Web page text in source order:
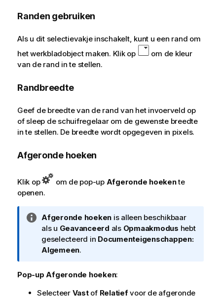
Randen gebruiken
Als u dit selectievakje inschakelt, kunt u een rand om
het werkbladobject maken. Klik op
om de kleur
van de rand in te stellen.
Randbreedte
Geef de breedte van de rand van het invoerveld op
of sleep de schuifregelaar om de gewenste breedte
in te stellen. De breedte wordt opgegeven in pixels.
Afgeronde hoeken
Klik op om de pop-up Afgeronde hoekente
openen.
I
n
f
o
m
t
Afgeronde hoeken is alleen beschikbaar
als u Geavanceerd als Opmaakmodus hebt
geselecteerd in Documenteigenschappen:
Algemeen.
Pop-up Afgeronde hoeken:
Selecteer Vastof Relatiefvoor de afgeronde